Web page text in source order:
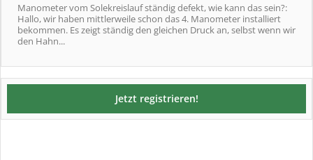
Manometer vom Solekreislauf ständig defekt, wie kann das sein?:
Hallo, wir haben mittlerweile schon das 4. Manometer installiert
bekommen. Es zeigt ständig den gleichen Druck an, selbst wenn wir
den Hahn...
Jetzt registrieren!